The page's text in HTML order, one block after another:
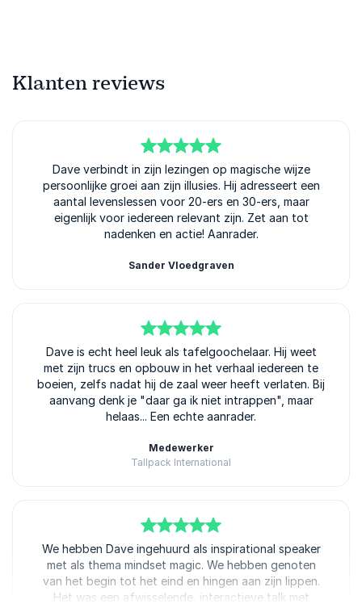
Klanten reviews
van5
Dave verbindt in zijn lezingen op magische wijze
persoonlijke groei aan zijn illusies. Hij adresseert een
aantal levenslessen voor 20-ers en 30-ers, maar
eigenlijk voor iedereen relevant zijn. Zet aan tot
nadenken en actie! Aanrader.
Sander Vloedgraven
van 5
Dave is echt heel leuk als tafelgoochelaar. Hij weet
met zijn trucs en opbouw in het verhaal iedereen te
boeien, zelfs nadat hij de zaal weer heeft verlaten. Bij
aanvang denk je "daar ga ik niet intrappen", maar
helaas... Een echte aanrader.
Medewerker
Tallpack International
5van5
We hebben Dave ingehuurd als inspirational speaker
met als thema mindset magic. We hebben genoten
van het begin tot het eind en hingen aan zijn lippen.
Het was een afwisselende, interactieve talk met